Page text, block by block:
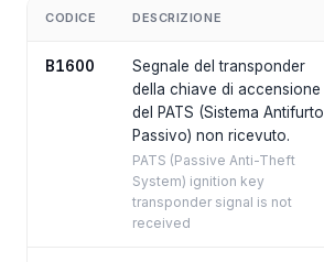
CODICE DESCRIZIONE
B1600
Segnale del transponder
della chiave di accensione
del PATS (Sistema Antifurto
Passivo) non ricevuto.
PATS (Passive Anti-Theft
System) ignition key
transponder signal is not
received